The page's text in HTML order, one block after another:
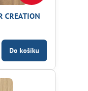
CREATION
Do košíku